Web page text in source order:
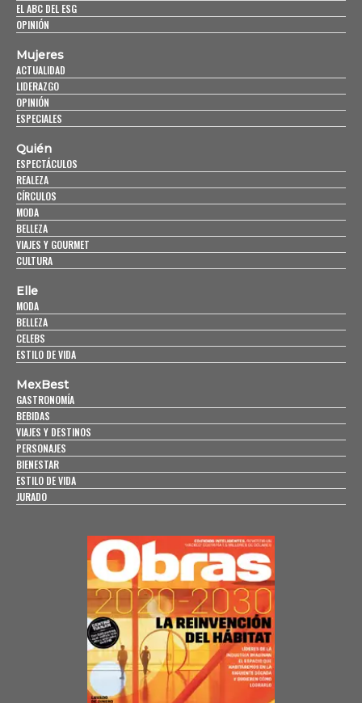
EL ABC DEL ESG
OPINIÓN
Mujeres
ACTUALIDAD
LIDERAZGO
OPINIÓN
ESPECIALES
Quién
ESPECTÁCULOS
REALEZA
CÍRCULOS
MODA
BELLEZA
VIAJES Y GOURMET
CULTURA
Elle
MODA
BELLEZA
CELEBS
ESTILO DE VIDA
MexBest
GASTRONOMÍA
BEBIDAS
VIAJES Y DESTINOS
PERSONAJES
BIENESTAR
ESTILO DE VIDA
JURADO